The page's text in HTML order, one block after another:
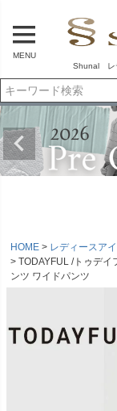
MENU
Shunal レ
HOME
レディースア
TODAYFUL /トゥデ
ンツ ワイドパンツ